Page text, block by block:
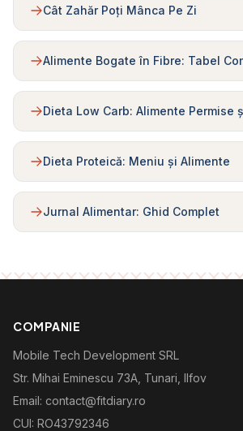
Cât Zahăr Poți Mânca Pe Zi
Alimente Bogate în Fibre: Tabel
Dieta Low Carb: Alimente Permise
Dieta Proteică: Meniu și Alimente
Jurnal Alimentar: Ghid Complet
COMPANIE
Mobile Tech Development SRL
Str. Mihai Eminescu 73A, Tunari, Ilfov
Email: contact@fitdiary.ro
CUI: RO43792346